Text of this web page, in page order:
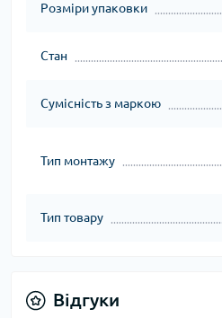
Розміри упаковки
Стан
Сумісність з маркою
Тип монтажу
Тип товару
Відгуки